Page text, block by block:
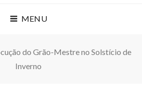
MENU
do Grão-Mestre no Solstício de
Inverno